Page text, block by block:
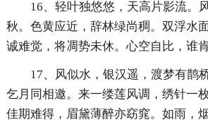
16、轻叶独悠悠，天高片影流。
秋。色黄应近，辞林绿尚稠。双浮水
诚难觉，将凋势未休。心空自比，谁肯
17、风似水，银汉遥，渡梦有鹊
乞月同相邀。来一缕莲风调，绣针一
佳期难得，眉黛薄醉亦窈窕。如雨，